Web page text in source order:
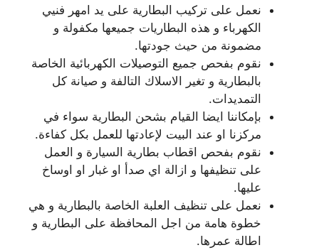
نعمل على تركيب البطارية على يد امهر فنيي
الكهرباء و هذه البطاريات جميعها مكفولة و
مضمونة من حيث جودتها.
نقوم بفحص جميع التوصيلات الكهربائية الخاصة
بالبطارية و تغير الاسلاك التالفة و صيانة كل
التمديدات.
بإمكاننا ايضا القيام بشحن البطارية سواء في
مركزنا او عند البيت لإعادتها للعمل بكل كفاءة.
نقوم بفحص اقطاب بطارية السيارة و العمل
على تنظيفها و ازالة اي صدأ او غبار او اوساخ
عليها.
نعمل على تنظيف العلبة الخاصة بالبطارية و هي
خطوة هامة من اجل المحافظة على البطارية و
اطالة عمرها.